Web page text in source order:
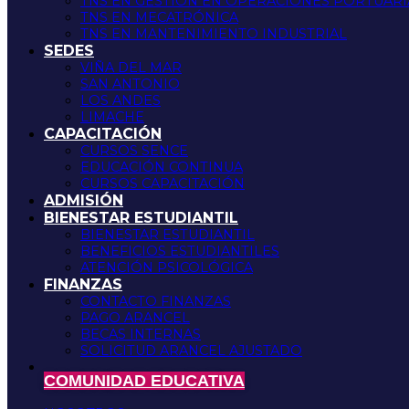
TNS EN MECATRÓNICA
TNS EN MANTENIMIENTO INDUSTRIAL
SEDES
VIÑA DEL MAR
SAN ANTONIO
LOS ANDES
LIMACHE
CAPACITACIÓN
CURSOS SENCE
EDUCACIÓN CONTINUA
CURSOS CAPACITACIÓN
ADMISIÓN
BIENESTAR ESTUDIANTIL
BIENESTAR ESTUDIANTIL
BENEFICIOS ESTUDIANTILES
ATENCIÓN PSICOLÓGICA
FINANZAS
CONTACTO FINANZAS
PAGO ARANCEL
BECAS INTERNAS
SOLICITUD ARANCEL AJUSTADO
COMUNIDAD EDUCATIVA